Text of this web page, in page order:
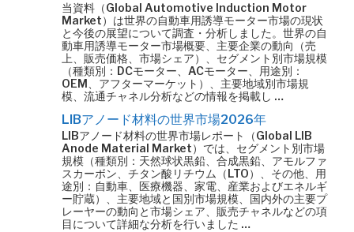
当資料（Global Automotive Induction Motor
Market）は世界の自動車用誘導モーター市場の現状
と今後の展望について調査・分析しました。世界の自
動車用誘導モーター市場概要、主要企業の動向（売
上、販売価格、市場シェア）、セグメント別市場規模
（種類別：DCモーター、ACモーター、用途別：
OEM、アフターマーケット）、主要地域別市場規
模、流通チャネル分析などの情報を掲載し …
LIBアノード材料の世界市場2026年
LIBアノード材料の世界市場レポート（Global LIB
Anode Material Market）では、セグメント別市場
規模（種類別：天然球状黒鉛、合成黒鉛、アモルファ
スカーボン、チタン酸リチウム（LTO）、その他、用
途別：自動車、医療機器、家電、産業およびエネルギ
ー貯蔵）、主要地域と国別市場規模、国内外の主要プ
レーヤーの動向と市場シェア、販売チャネルなどの項
目について詳細な分析を行いました …